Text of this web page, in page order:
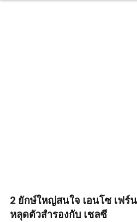
2 ยักษ์ใหญ่สนใจ เอนโซ เฟร์
หลุดตัวสำรองกับ เชลซี